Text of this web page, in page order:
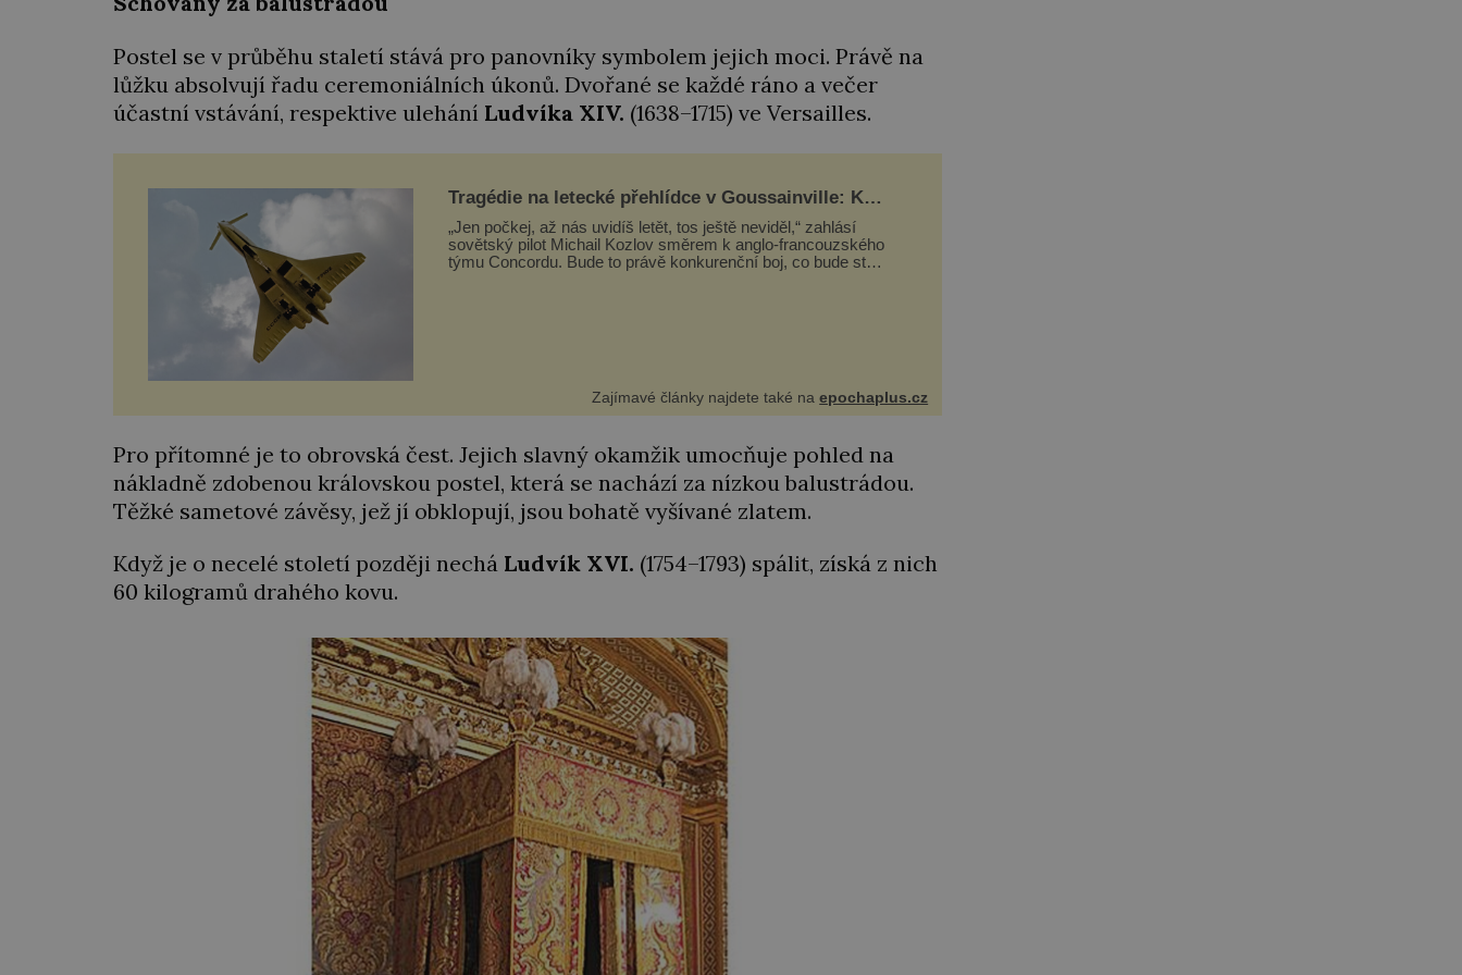
Postel se v průběhu staletí stává pro panovníky symbolem jejich moci. Právě na
lůžku absolvují řadu ceremoniálních úkonů. Dvořané se každé ráno a večer
účastní vstávání, respektive ulehání Ludvíka XIV. (1638–1715) ve Versailles.
Tragédie na letecké přehlídce v Goussainville: Kde
se tu vzal ten letoun?!
„Jen počkej, až nás uvidíš letět, tos ještě neviděl,“ zahlásí
sovětský pilot Michail Kozlov směrem k anglo-francouzského
týmu Concordu. Bude to právě konkurenční boj, co bude stát
Zajímavé články najdete také naepochaplus.cz
Pro přítomné je to obrovská čest. Jejich slavný okamžik umocňuje pohled na
nákladně zdobenou královskou postel, která se nachází za nízkou balustrádou.
Těžké sametové závěsy, jež jí obklopují, jsou bohatě vyšívané zlatem.
Když je o necelé století později nechá Ludvík XVI. (1754–1793) spálit, získá z nich
60 kilogramů drahého kovu.